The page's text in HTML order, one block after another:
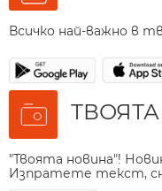
Всичко най-важно в
"Твоята новина"!
Изпратете текст,